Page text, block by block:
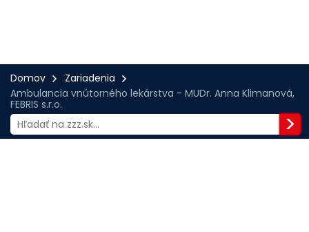
Domov
Zariadenia
Ambulancia vnútorného lekárstva - MUDr. Anna Klimanová,
FEBRIS s.r.o.